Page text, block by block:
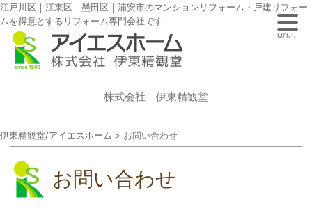
江戸川区｜江東区｜墨田区｜浦安市のマンションリフォーム・戸建リフォー
ムを得意とするリフォーム専門会社です
株式会社 伊東精観堂
伊東精観堂/アイエスホーム > お問い合わせ
お問い合わせ
MENU